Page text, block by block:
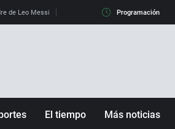
de Leo Messi La diferencia entre observar el
Programación
El tiempo Más noticias